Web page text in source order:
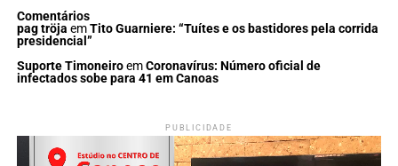
Comentários
pag tröja emTito Guarniere: “Tuítes e os bastidores pela corrida
presidencial”
Suporte TimoneiroemCoronavírus: Número oficial de
infectados sobe para 41 em Canoas
PUBLICIDADE